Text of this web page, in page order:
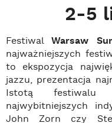
2-5
FestiwalWarsaw
najważniejszych
to ekspozycja
jazzu, prezentacja
Istotą festiwalu
najwybitniejszych
John Zorn czy